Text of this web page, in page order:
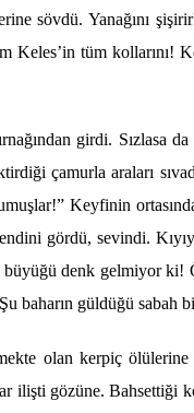
sövdü. Yanağını
Keles’in tüm kollarını!
girdi. Sızlasa
çamurla araları
Keyfinin
gördü, sevindi.
denk gelmiyor ki!
baharın güldüğü
olan kerpiç
ilişti gözüne. Bahsettiği k